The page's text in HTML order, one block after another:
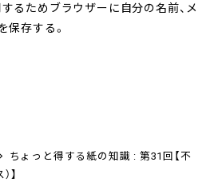
るためブラウザーに自分の名前、メ
保存する。
ちょっと得する紙の知識 : 第31回【不
】